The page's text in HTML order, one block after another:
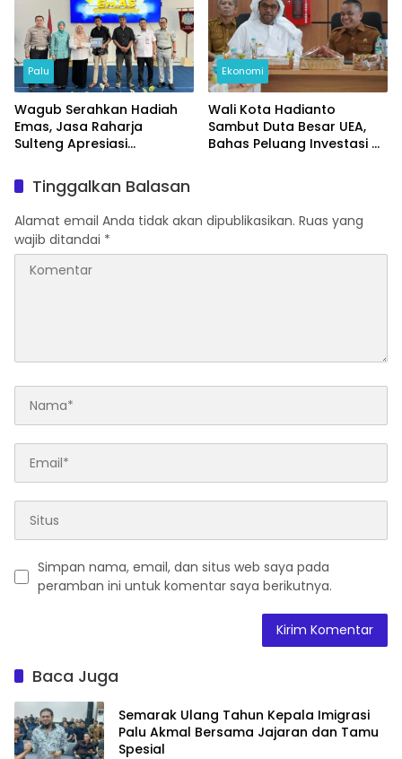
Palu
Wagub Serahkan Hadiah
Emas, Jasa Raharja
Sulteng Apresiasi
Ekonomi
Wali Kota Hadianto
Sambut Duta Besar UEA,
Bahas Peluang Investasi di
Tinggalkan Balasan
Alamat email Anda tidak akan dipublikasikan. Ruas yang
wajib ditandai *
Simpan nama, email, dan situs web saya pada
peramban ini untuk komentar saya berikutnya.
Baca Juga
Semarak Ulang Tahun Kepala Imigrasi
Palu Akmal Bersama Jajaran dan Tamu
Spesial